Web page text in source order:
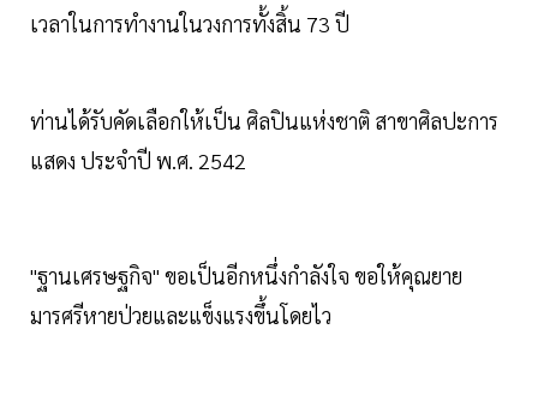
เวลาในการทำงานในวงการทั้งสิ้น 73 ปี
ท่านได้รับคัดเลือกให้เป็น ศิลปินแห่งชาติ สาขาศิลปะการ
แสดง ประจำปี พ.ศ. 2542
"ฐานเศรษฐกิจ" ขอเป็นอีกหนึ่งกำลังใจ ขอให้คุณยาย
มารศรีหายป่วยและแข็งแรงขึ้นโดยไว